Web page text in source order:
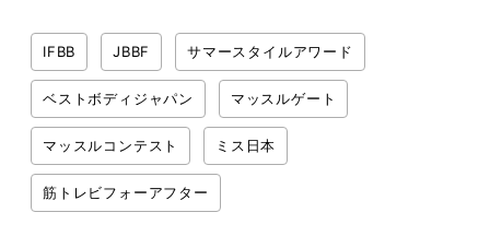
IFBB JBBF サマースタイルアワード
ベストボディジャパン マッスルゲート
マッスルコンテスト ミス日本
筋トレビフォーアフター